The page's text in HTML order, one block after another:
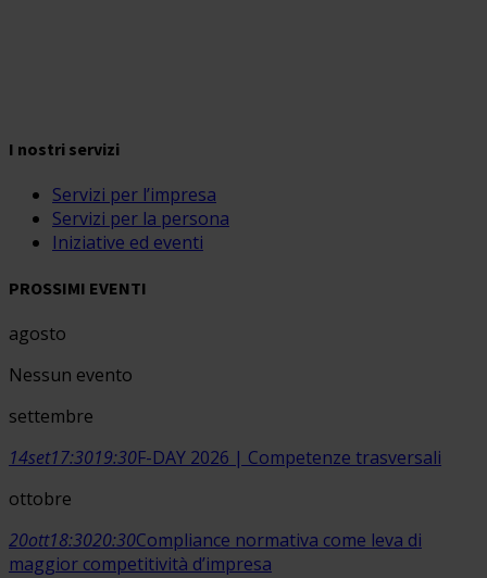
I nostri servizi
Servizi per l’impresa
Servizi per la persona
Iniziative ed eventi
PROSSIMI EVENTI
agosto
Nessun evento
settembre
14set17:3019:30F-DAY 2026 | Competenze trasversali
ottobre
20ott18:3020:30Compliance normativa come leva di
maggior competitività d’impresa